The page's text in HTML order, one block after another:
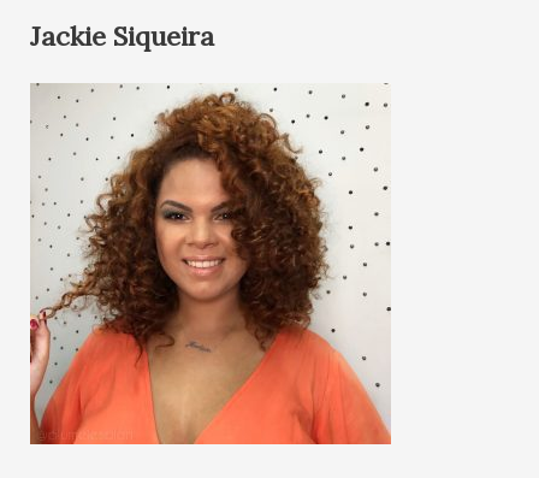
Jackie Siqueira